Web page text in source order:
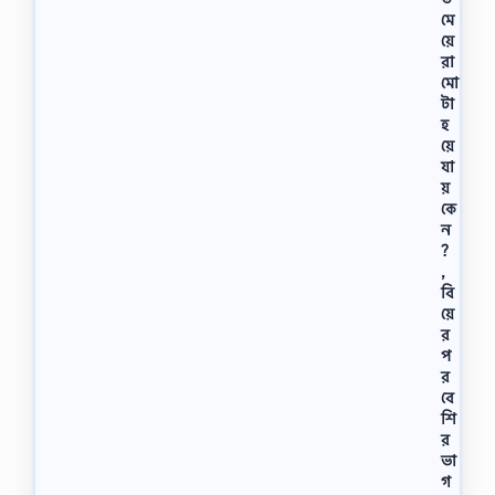
মে
য়ে
রা
মো
টা
হ
য়ে
যা
য়
কে
ন
?
,
বি
য়ে
র
প
র
বে
শি
র
ভা
গ